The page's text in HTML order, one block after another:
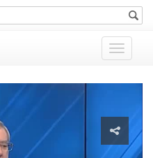
Показать
меню